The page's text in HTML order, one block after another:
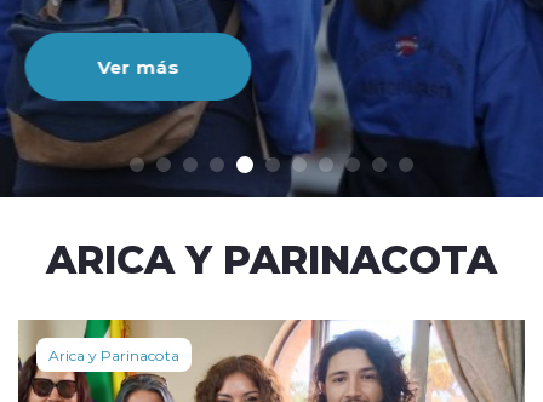
modo claro
Ver más
ARICA Y PARINACOTA
Arica y Parinacota